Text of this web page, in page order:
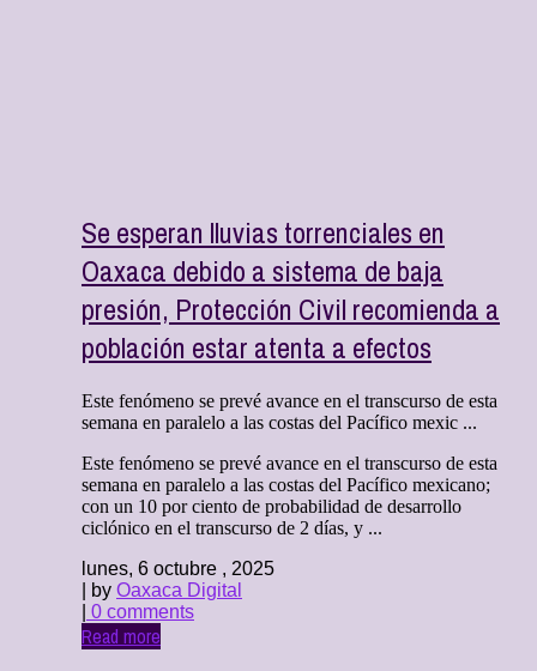
Se esperan lluvias torrenciales en
Oaxaca debido a sistema de baja
presión, Protección Civil recomienda a
población estar atenta a efectos
Este fenómeno se prevé avance en el transcurso de esta
semana en paralelo a las costas del Pacífico mexic ...
Este fenómeno se prevé avance en el transcurso de esta
semana en paralelo a las costas del Pacífico mexicano;
con un 10 por ciento de probabilidad de desarrollo
ciclónico en el transcurso de 2 días, y ...
lunes, 6 octubre , 2025
| by Oaxaca Digital
0 comments
Read more